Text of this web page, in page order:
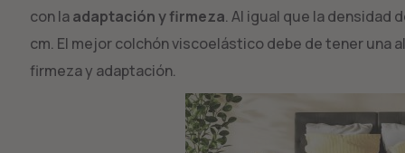
con laadaptación y firmeza. Al igual que la densidad
cm. El mejor colchón viscoelástico debe de tener una
firmeza y adaptación.